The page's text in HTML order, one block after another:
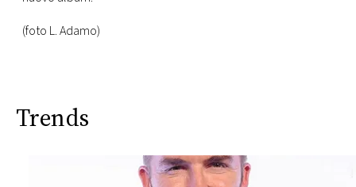
(foto L. Adamo)
Trends